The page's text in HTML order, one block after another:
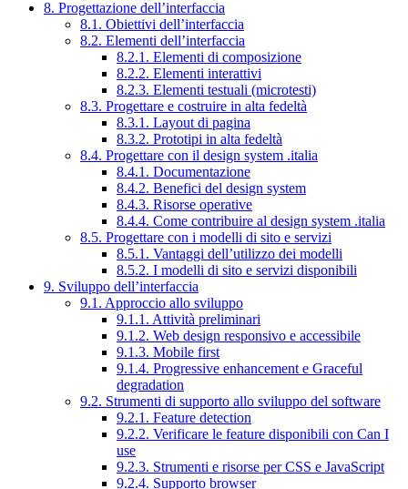
8. Progettazione dell’interfaccia
8.1. Obiettivi dell’interfaccia
8.2. Elementi dell’interfaccia
8.2.1. Elementi di composizione
8.2.2. Elementi interattivi
8.2.3. Elementi testuali (microtesti)
8.3. Progettare e costruire in alta fedeltà
8.3.1. Layout di pagina
8.3.2. Prototipi in alta fedeltà
8.4. Progettare con il design system .italia
8.4.1. Documentazione
8.4.2. Benefici del design system
8.4.3. Risorse operative
8.4.4. Come contribuire al design system .italia
8.5. Progettare con i modelli di sito e servizi
8.5.1. Vantaggi dell’utilizzo dei modelli
8.5.2. I modelli di sito e servizi disponibili
9. Sviluppo dell’interfaccia
9.1. Approccio allo sviluppo
9.1.1. Attività preliminari
9.1.2. Web design responsivo e accessibile
9.1.3. Mobile first
9.1.4. Progressive enhancement e Graceful
degradation
9.2. Strumenti di supporto allo sviluppo del software
9.2.1. Feature detection
9.2.2. Verificare le feature disponibili con Can I
use
9.2.3. Strumenti e risorse per CSS e JavaScript
9.2.4. Supporto browser